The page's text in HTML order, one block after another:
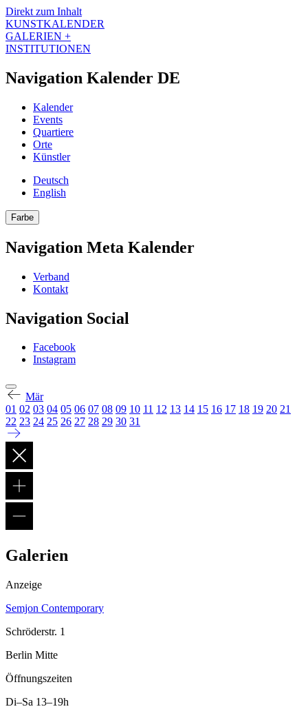
Direkt zum Inhalt
KUNSTKALENDER
GALERIEN +
INSTITUTIONEN
Navigation Kalender DE
Kalender
Events
Quartiere
Orte
Künstler
Deutsch
English
Farbe
Navigation Meta Kalender
Verband
Kontakt
Navigation Social
Facebook
Instagram
Mär
01 02 03 04 05 06 07 08 09 10 11 12 13 14 15 16 17 18 19 20 21
22 23 24 25 26 27 28 29 30 31
Galerien
Anzeige
Semjon Contemporary
Schröderstr. 1
Berlin Mitte
Öffnungszeiten
Di–Sa 13–19h